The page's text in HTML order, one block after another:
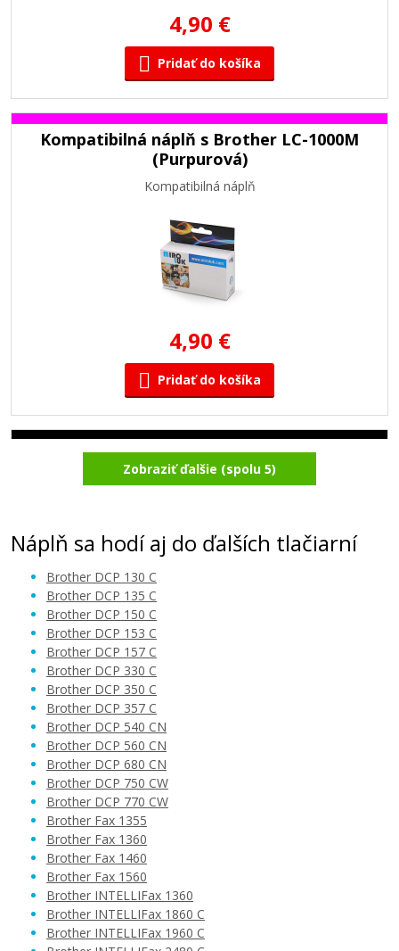
4,90 €
Pridať do košíka
Kompatibilná náplň s Brother LC-1000M
(Purpurová)
Kompatibilná náplň
4,90 €
Pridať do košíka
Kompatibilná náplň s Brother LC-1000BK
(čierna)
Sada kompatibilných náplní s Brother LC-
Súprava kompatibilných náplní
Zobraziť ďalšie (spolu 5)
Náplň sa hodí aj do ďalších tlačiarní
Brother DCP 130 C
Brother DCP 135 C
Brother DCP 150 C
Brother DCP 153 C
Brother DCP 157 C
Brother DCP 330 C
Brother DCP 350 C
Brother DCP 357 C
Brother DCP 540 CN
Brother DCP 560 CN
Brother DCP 680 CN
Brother DCP 750 CW
Brother DCP 770 CW
Brother Fax 1355
Brother Fax 1360
Brother Fax 1460
Brother Fax 1560
Brother INTELLIFax 1360
Brother INTELLIFax 1860 C
Brother INTELLIFax 1960 C